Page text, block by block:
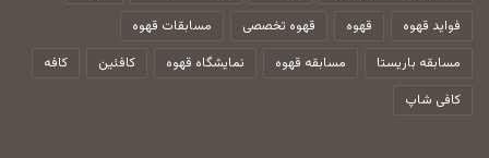
فواید قهوه
قهوه قهوه تخصصی
مسابقات قهوه
مسابقه باریستا
مسابقه قهوه نمایشگاه قهوه کافئین
کافه
کافی شاپ